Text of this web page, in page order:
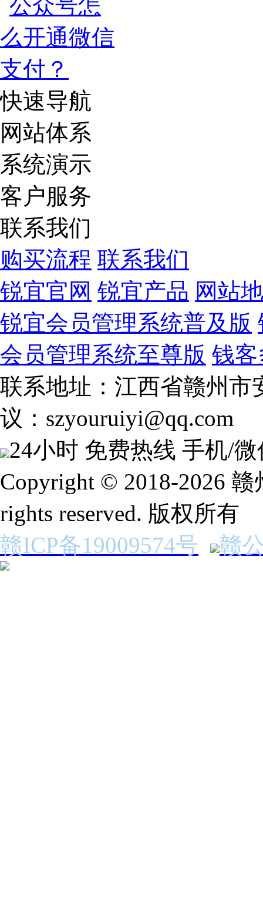
快速导航
网站体系
系统演示
客户服务
联系我们
购买流程 联系我们
锐宜官网 锐宜产品 网站
锐宜会员管理系统普及版
会员管理系统至尊版 钱
联系地址：江西省赣州市
议：szyouruiyi@qq.com
24小时 免费热线 手机/微
Copyright © 2018-2026
rights reserved. 版权所有
赣ICP备19009574号
赣